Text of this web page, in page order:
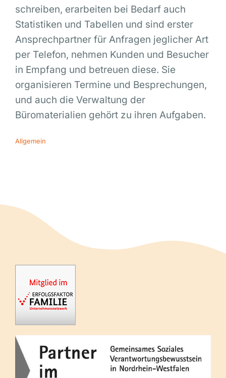
schreiben, erarbeiten bei Bedarf auch
Statistiken und Tabellen und sind erster
Ansprechpartner für Anfragen jeglicher Art
per Telefon, nehmen Kunden und Besucher
in Empfang und betreuen diese. Sie
organisieren Termine und Besprechungen,
und auch die Verwaltung der
Büromaterialien gehört zu ihren Aufgaben.
Allgemein